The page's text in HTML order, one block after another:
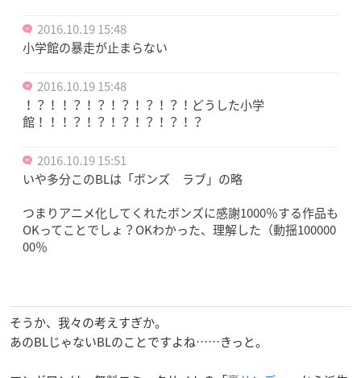
2016.10.19 15:48
小学館の暴走が止まらない
2016.10.19 15:48
！？！！？！？！？！？！？！どうした小学
館！！！？！？！？！？！？！？
2016.10.19 15:51
いや多分このBLは「ボンズ ラブ」の略
つまりアニメ化してくれたボンズに感謝1000％する作品も
OKってことでしょ？OKわかった、理解した（動揺100000
00％
そうか、我々の考えすぎか。
あのBLじゃないBLのことですよね……きっと。